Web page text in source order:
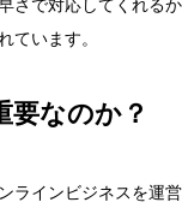
さで対応してくれるか
ています。
要なのか？
ラインビジネスを運